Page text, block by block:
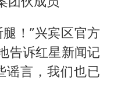
！”兴宾区官方
告诉红星新闻记
谣言，我们也已